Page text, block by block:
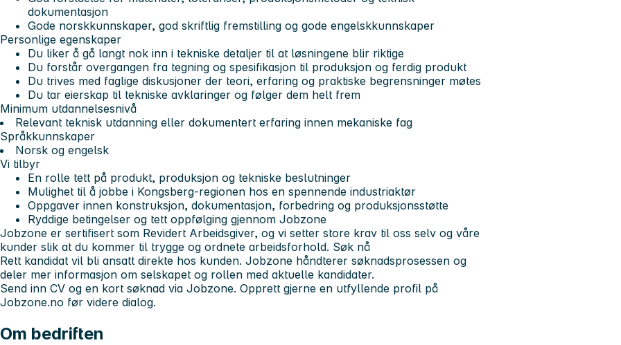
dokumentasjon
Gode norskkunnskaper, god skriftlig fremstilling og gode engelskkunnskaper
Personlige egenskaper
Du liker å gå langt nok inn i tekniske detaljer til at løsningene blir riktige
Du forstår overgangen fra tegning og spesifikasjon til produksjon og ferdig produkt
Du trives med faglige diskusjoner der teori, erfaring og praktiske begrensninger møtes
Du tar eierskap til tekniske avklaringer og følger dem helt frem
Minimum utdannelsesnivå
Relevant teknisk utdanning eller dokumentert erfaring innen mekaniske fag
Språkkunnskaper
Norsk og engelsk
Vi tilbyr
En rolle tett på produkt, produksjon og tekniske beslutninger
Mulighet til å jobbe i Kongsberg-regionen hos en spennende industriaktør
Oppgaver innen konstruksjon, dokumentasjon, forbedring og produksjonsstøtte
Ryddige betingelser og tett oppfølging gjennom Jobzone
Jobzone er sertifisert som Revidert Arbeidsgiver, og vi setter store krav til oss selv og våre
kunder slik at du kommer til trygge og ordnete arbeidsforhold. Søk nå
Rett kandidat vil bli ansatt direkte hos kunden. Jobzone håndterer søknadsprosessen og
deler mer informasjon om selskapet og rollen med aktuelle kandidater.
Send inn CV og en kort søknad via Jobzone. Opprett gjerne en utfyllende profil på
Jobzone.no før videre dialog.
Om bedriften